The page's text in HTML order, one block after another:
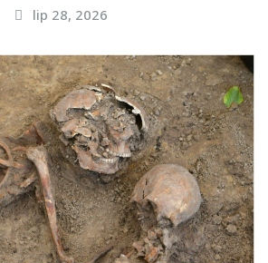
lip 28, 2026